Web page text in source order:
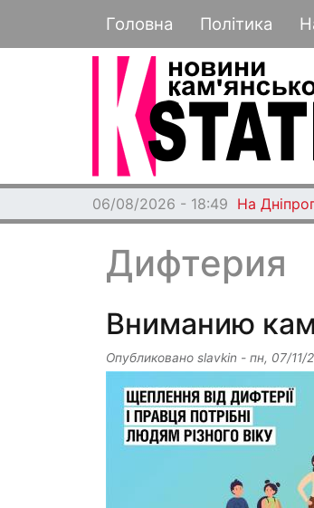
Основная
Головна Політика
06/08/2026 - 18:49 На
Дифтерия
Вниманию
Опубликовано slavkin - пн, 07/11/